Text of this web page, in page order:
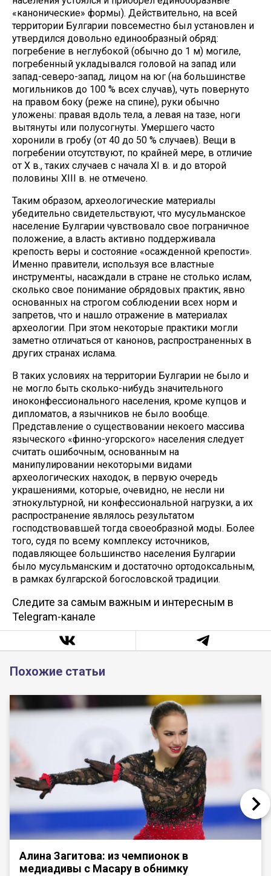
«канонические» формы). Действительно, на всей
территории Булгарии повсеместно был установлен и
утвердился довольно единообразный обряд:
погребение в неглубокой (обычно до 1 м) могиле,
погребенный укладывался головой на запад или
запад-северо-запад, лицом на юг (на большинстве
могильников до 100 % всех случав), чуть повернуто
на правом боку (реже на спине), руки обычно
уложены: правая вдоль тела, а левая на тазе, ноги
вытянуты или полусогнуты. Умершего часто
хоронили в гробу (от 40 до 50 % случаев). Вещи в
погребении отсутствуют, по крайней мере, в отличие
от X в., таких случаев с начала XI в. и до второй
половины XIII в. не отмечено.
Таким образом, археологические материалы
убедительно свидетельствуют, что мусульманское
население Булгарии чувствовало свое пограничное
положение, а власть активно поддерживала
крепость веры и состояние «осажденной крепости».
Именно правители, используя все властные
инструменты, насаждали в стране не столько ислам,
сколько свое понимание обрядовых практик, явно
основанных на строгом соблюдении всех норм и
запретов, что и нашло отражение в материалах
археологии. При этом некоторые практики могли
заметно отличаться от канонов, распространенных в
других странах ислама.
В таких условиях на территории Булгарии не было и
не могло быть сколько-нибудь значительного
иноконфессионального населения, кроме купцов и
дипломатов, а язычников не было вообще.
Представление о существовании некоего массива
языческого «финно-угорского» населения следует
считать ошибочным, основанным на
манипулировании некоторыми видами
археологических находок, в первую очередь
украшениями, которые, очевидно, не несли ни
этнокультурной, ни конфессиональной нагрузки, а их
распространение являлось результатом
господствовавшей тогда своеобразной моды. Более
того, судя по всему комплексу источников,
подавляющее большинство населения Булгарии
было мусульманским и достаточно ортодоксальным,
в рамках булгарской богословской традиции.
Следите за самым важным и интересным в
Telegram-канале
Похожие статьи
Алина Загитова: из чемпионок в
медиадивы с Масару в обнимку